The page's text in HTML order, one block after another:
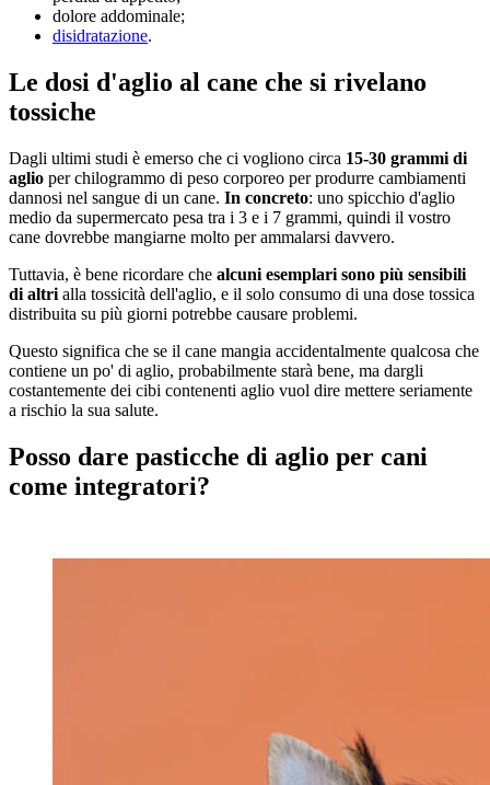
dolore addominale;
disidratazione.
Le dosi d'aglio al cane che si rivelano
tossiche
Dagli ultimi studi è emerso che ci vogliono circa 15-30 grammi di
aglio per chilogrammo di peso corporeo per produrre cambiamenti
dannosi nel sangue di un cane. In concreto: uno spicchio d'aglio
medio da supermercato pesa tra i 3 e i 7 grammi, quindi il vostro
cane dovrebbe mangiarne molto per ammalarsi davvero.
Tuttavia, è bene ricordare che alcuni esemplari sono più sensibili
di altri alla tossicità dell'aglio, e il solo consumo di una dose tossica
distribuita su più giorni potrebbe causare problemi.
Questo significa che se il cane mangia accidentalmente qualcosa che
contiene un po' di aglio, probabilmente starà bene, ma dargli
costantemente dei cibi contenenti aglio vuol dire mettere seriamente
a rischio la sua salute.
Posso dare pasticche di aglio per cani
come integratori?